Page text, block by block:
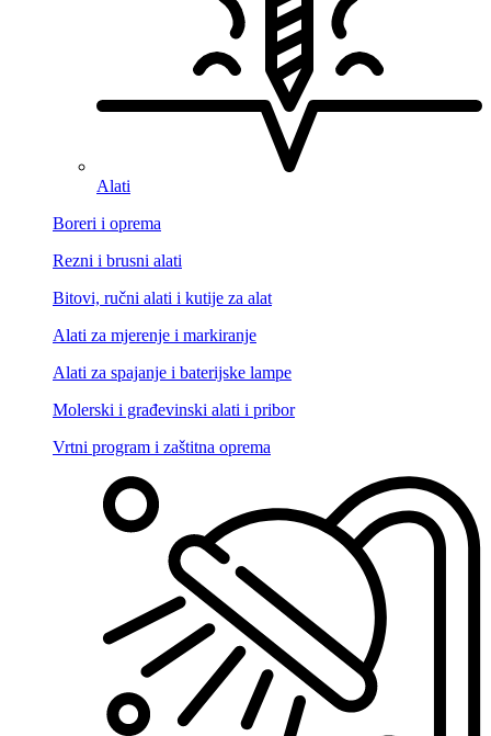
Alati
Boreri i oprema
Rezni i brusni alati
Bitovi, ručni alati i kutije za alat
Alati za mjerenje i markiranje
Alati za spajanje i baterijske lampe
Molerski i građevinski alati i pribor
Vrtni program i zaštitna oprema